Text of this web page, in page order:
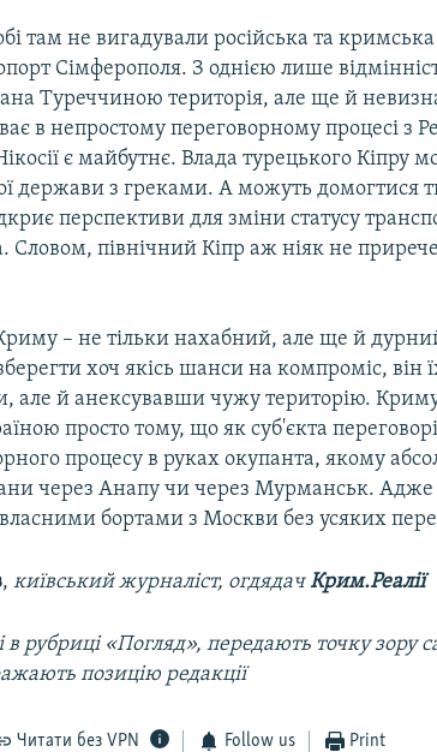
там не вигадували російська та кримська
Сімферополя. З однією лише
Туреччиною територія, але ще й
в непростому переговорному процесі з
є майбутнє. Влада турецького Кіпру
держави з греками. А можуть домогтися
перспективи для зміни статусу
Словом, північний Кіпр аж ніяк не
– не тільки нахабний, але ще й
хоч якісь шанси на компроміс, він
але й анексувавши чужу територію.
просто тому, що як суб'єкта
процесу в руках окупанта, якому
через Анапу чи через Мурманськ. Адже
бортами з Москви без усяких
,київський журналіст, огдядачКрим.Реалії
рубриці «Погляд», передають точку зору
позицію редакції
Читати без VPN Follow us Print